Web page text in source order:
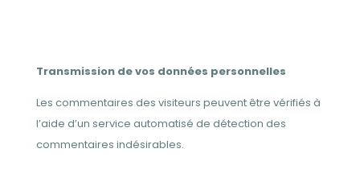
Transmission de vos données personnelles
Les commentaires des visiteurs peuvent être vérifiés à
l’aide d’un service automatisé de détection des
commentaires indésirables.